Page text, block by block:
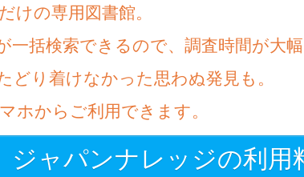
けの専用図書館。
一括検索できるので、調査時間が大
どり着けなかった思わぬ発見も。
ホからご利用できます。
ジャパンナレッジの利用